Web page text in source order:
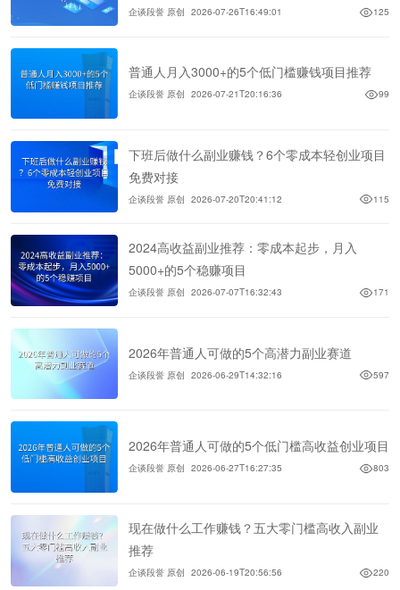
企谈段誉 原创 2026-07-26T16:49:01 125
普通人月入3000+的5个低门槛赚钱项目推荐
企谈段誉 原创 2026-07-21T20:16:36 99
下班后做什么副业赚钱？6个零成本轻创业项目
免费对接
企谈段誉 原创 2026-07-20T20:41:12 115
2024高收益副业推荐：零成本起步，月入
5000+的5个稳赚项目
企谈段誉 原创 2026-07-07T16:32:43 171
2026年普通人可做的5个高潜力副业赛道
企谈段誉 原创 2026-06-29T14:32:16 597
2026年普通人可做的5个低门槛高收益创业项目
企谈段誉 原创 2026-06-27T16:27:35 803
现在做什么工作赚钱？五大零门槛高收入副业
推荐
企谈段誉 原创 2026-06-19T20:56:56 220